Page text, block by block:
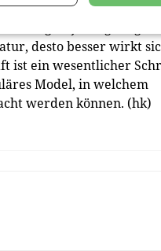
wir nur, wenn wir
Es gilt: je langlebiger
desto besser wirkt
ist ein wesentlicher
Model, in welchem
werden können. (hk)